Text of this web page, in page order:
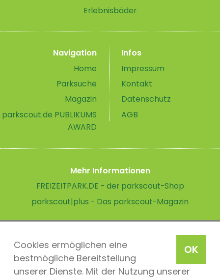
OK
Cookies ermöglichen eine
bestmögliche Bereitstellung
unserer Dienste. Mit der Nutzung unserer
Erlebnisbäder
Navigation
Home
Parksuche
Magazin
parkscout.de PUBLIKUMS
AWARD
Infos
Impressum
Kontakt
Datenschutz
AGB
Mehr Informationen
FREIZEITPARK.DE - der parkscout-Shop
parkscout|plus - Das parkscout-Magazin